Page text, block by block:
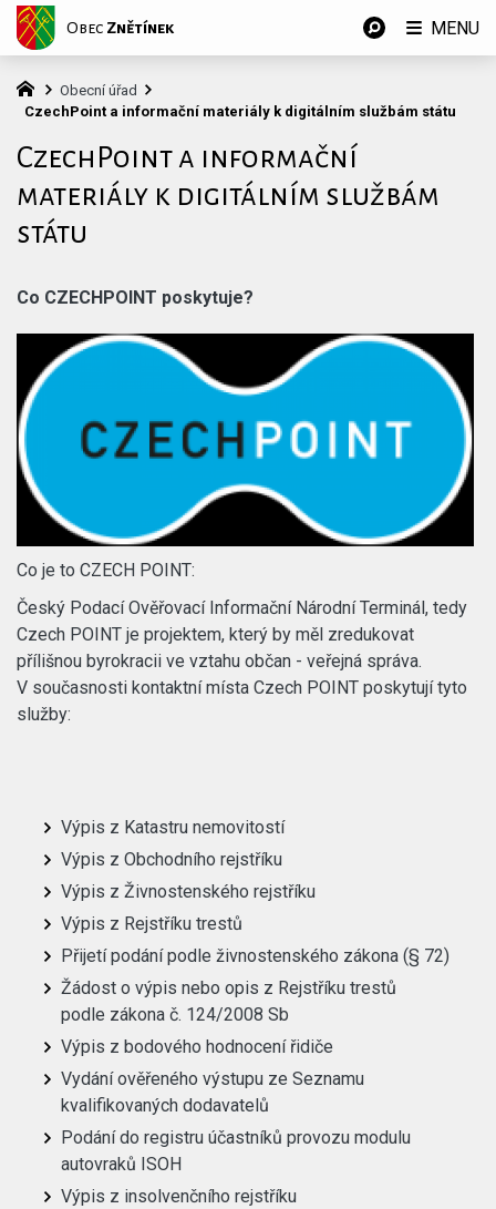
Obecní úřad
CzechPoint a informační materiály k digitálním službám státu
CzechPoint a informační
materiály k digitálním službám
státu
Co CZECHPOINT poskytuje?
Co je to CZECH POINT:
Český Podací Ověřovací Informační Národní Terminál, tedy
Czech POINT je projektem, který by měl zredukovat
přílišnou byrokracii ve vztahu občan - veřejná správa.
V současnosti kontaktní místa Czech POINT poskytují tyto
služby:
Výpis z Katastru nemovitostí
Výpis z Obchodního rejstříku
Výpis z Živnostenského rejstříku
Výpis z Rejstříku trestů
Přijetí podání podle živnostenského zákona (§ 72)
Žádost o výpis nebo opis z Rejstříku trestů
podle zákona č. 124/2008 Sb
Výpis z bodového hodnocení řidiče
Vydání ověřeného výstupu ze Seznamu
kvalifikovaných dodavatelů
Podání do registru účastníků provozu modulu
autovraků ISOH
Výpis z insolvenčního rejstříku
Obec Znětínek MENU